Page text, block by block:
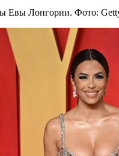
Евы Лонгории. Фото: